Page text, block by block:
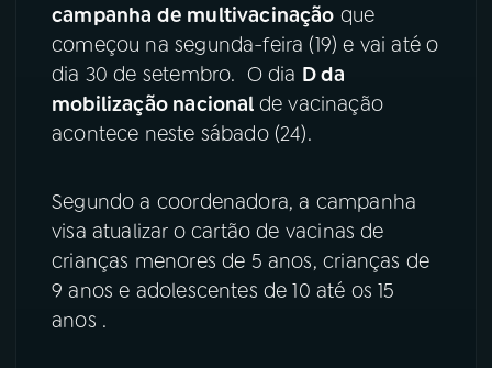
06VIDEOCASTS
ÚLTIMAS
FESTIVAL DE MÚSICA
ACOMPANHE A RÁDIO NACIONAL
campanha de multivacinação que
começou na segunda-feira (19) e vai até o
dia 30 de setembro. O dia D da
mobilização nacional de vacinação
acontece neste sábado (24).
Segundo a coordenadora, a campanha
visa atualizar o cartão de vacinas de
crianças menores de 5 anos, crianças de
9 anos e adolescentes de 10 até os 15
anos .